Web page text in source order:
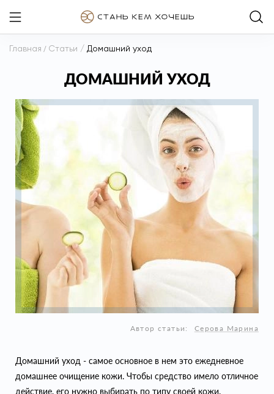
Главная / Статьи / Домашний уход
ДОМАШНИЙ УХОД
Автор статьи: Серова Марина
Домашний уход - самое основное в нем это ежедневное
домашнее очищение кожи. Чтобы средство имело отличное
действие, его нужно выбирать по типу своей кожи.